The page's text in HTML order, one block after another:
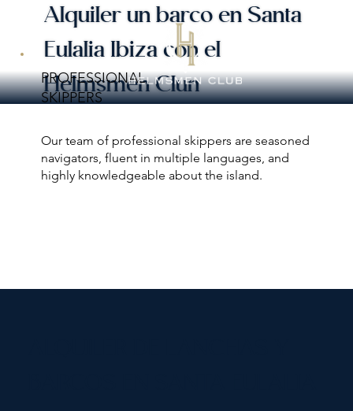
Alquiler un barco en Santa
Eulalia Ibiza con el
Helmsmen Clun
PROFESSIONAL
SKIPPERS
Our team of professional skippers are seasoned
navigators, fluent in multiple languages, and
highly knowledgeable about the island.